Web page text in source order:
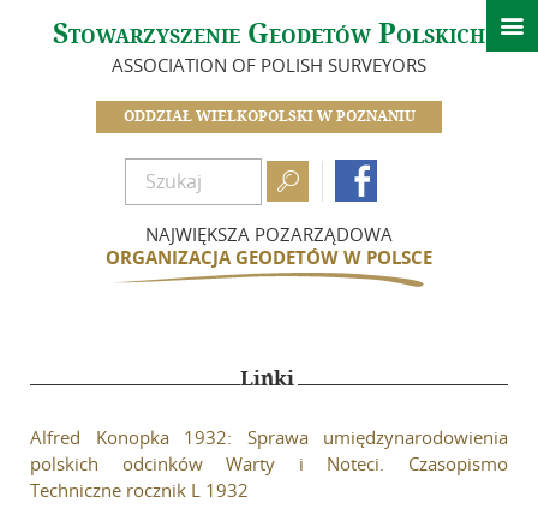
Stowarzyszenie Geodetów Polskich
ASSOCIATION OF POLISH SURVEYORS
ODDZIAŁ WIELKOPOLSKI W POZNANIU
 
NAJWIĘKSZA POZARZĄDOWA
ORGANIZACJA GEODETÓW W POLSCE

Aktualności
O nas
Historia Oddziału
Zostań członkiem
Szkolenia i konferencje
Konferencja Rozwój obszarów wiejskich (Szreniawa)
Konferencja w Lusowie
Seminarium szkoleniowe w Kwiejcach
Linki
Alfred Konopka 1932: Sprawa umiędzynarodowienia
polskich odcinków Warty i Noteci. Czasopismo
Techniczne rocznik L 1932